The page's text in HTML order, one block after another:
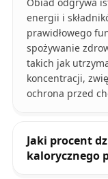
energii i
prawidłowego
spożywanie
takich jak
koncentracji,
ochrona przed
Jaki procent
kalorycznego